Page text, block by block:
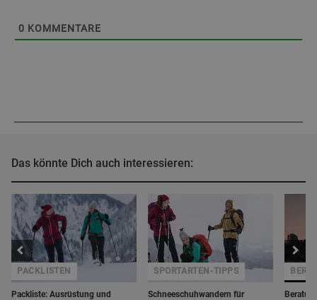
0 KOMMENTARE
Das könnte Dich auch interessieren:
Packliste: Ausrüstung und
PACKLISTEN
Schneeschuhwandern für
SPORTARTEN-TIPPS